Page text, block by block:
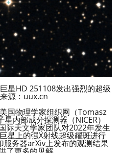
星HD 251108发出强烈的超级
源：uux.cn
国物理学家组织网（Tomasz
内部成分探测器（NICER）
际天文学家团队对2022年发生
星上的强X射线超级耀斑进行
服务器arXiv上发布的观测结果
了更多的见解。